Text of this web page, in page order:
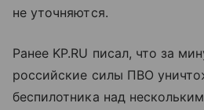
не уточняются.
Ранее KP.RU писал, что за
российские силы ПВО
беспилотника над